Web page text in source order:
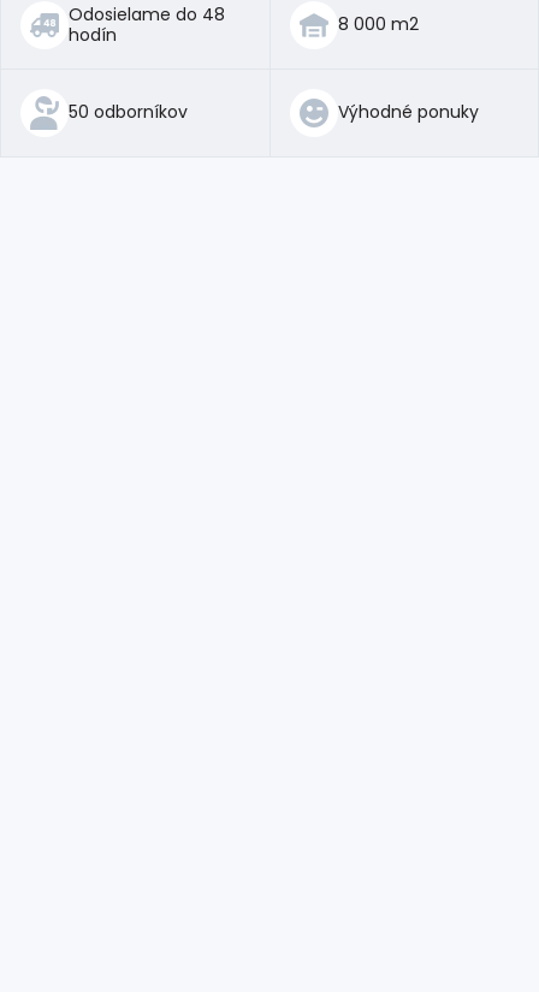
Odosielame do 48
hodín
8 000 m2
50 odborníkov Výhodné ponuky